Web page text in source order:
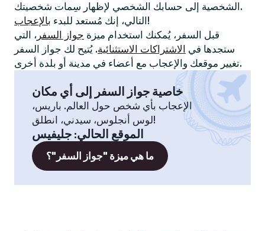
الشخصية إلى حسابك الشخصي لإظهار سِمات شخصيتك.
التالي، إنك مُستعد للبدء بالإعجاب
!
قبل السفر، يُمكنك استخدام ميزة جواز السفر ، التي
ستجدها في الاشتراكات الاستثنائية. يُتيح لك جواز السفر
تغيير موقعك والإعجاب مع أعضاء في مدينة أو بلدة أخرى.
خاصية جواز السفر إلى أي مكان
الإعجاب بأي شخص حول العالم. باريس،
لوس أنجلوس، سيدني، انطلق!
الموقع الحالي: جليفيس
ما هي ميزة "جواز السفر"؟